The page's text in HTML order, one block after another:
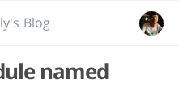
Blog
named